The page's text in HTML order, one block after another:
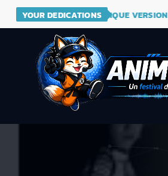
YOUR DEDICATIONS
BALL (GÉNÉRIQUE VERSION 1995)